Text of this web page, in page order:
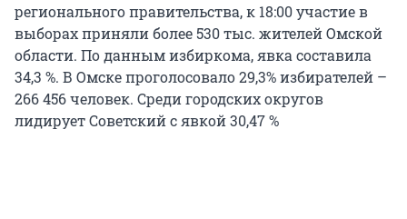
регионального правительства, к 18:00 участие в
выборах приняли более 530 тыс. жителей Омской
области. По данным избиркома, явка составила
34,3 %. В Омске проголосовало 29,3% избирателей –
266 456 человек. Среди городских округов
лидирует Советский с явкой 30,47 %